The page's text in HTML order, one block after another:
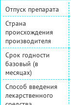
Отпуск препарата
Страна
происхождения
производителя
Срок годности
базовый (в
месяцах)
Способ введения
лекарственного